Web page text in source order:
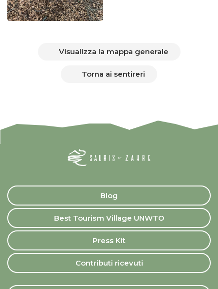
Visualizza la mappa generale
Torna ai sentireri
Blog
Best Tourism Village UNWTO
Press Kit
Contributi ricevuti